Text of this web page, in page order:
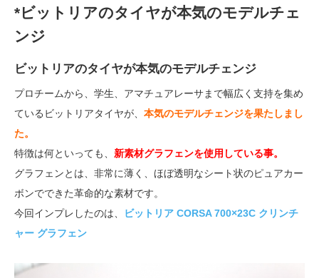
*ビットリアのタイヤが本気のモデルチェ
ンジ
ビットリアのタイヤが本気のモデルチェンジ
プロチームから、学生、アマチュアレーサまで幅広く支持を集め
ているビットリアタイヤが、 本気のモデルチェンジを果たしまし
た。
特徴は何といっても、 新素材グラフェンを使用している事。
グラフェンとは、非常に薄く、ほぼ透明なシート状のピュアカー
ボンでできた革命的な素材です。
今回インプレしたのは、
ビットリア CORSA 700×23C クリンチ
ャー グラフェン